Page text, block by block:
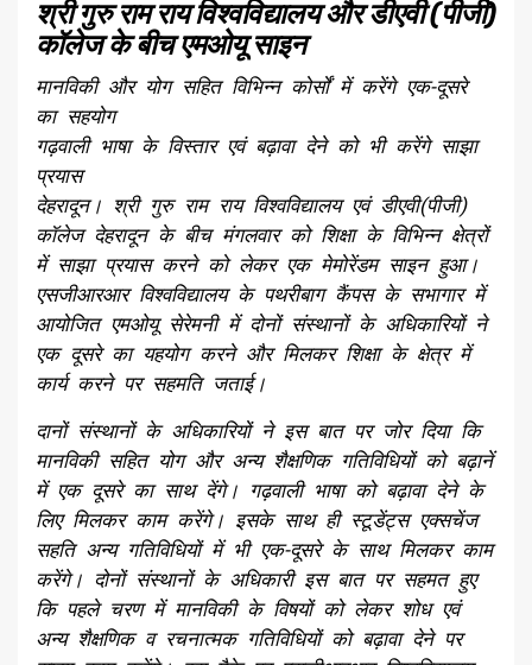
श्री गुरु राम राय विश्वविद्यालय और डीएवी (पीजी)
कॉलेज के बीच एमओयू साइन
मानविकी और योग सहित विभिन्न कोर्सों में करेंगे एक-दूसरे
का सहयोग
गढ़वाली भाषा के विस्तार एवं बढ़ावा देने को भी करेंगे साझा
प्रयास
देहरादून। श्री गुरु राम राय विश्वविद्यालय एवं डीएवी(पीजी)
कॉलेज देहरादून के बीच मंगलवार को शिक्षा के विभिन्न क्षेत्रों
में साझा प्रयास करने को लेकर एक मेमोरेंडम साइन हुआ।
एसजीआरआर विश्वविद्यालय के पथरीबाग कैंपस के सभागार में
आयोजित एमओयू सेरेमनी में दोनों संस्थानों के अधिकारियों ने
एक दूसरे का यहयोग करने और मिलकर शिक्षा के क्षेत्र में
कार्य करने पर सहमति जताई।
दानों संस्थानों के अधिकारियों ने इस बात पर जोर दिया कि
मानविकी सहित योग और अन्य शैक्षणिक गतिविधियों को बढ़ानें
में एक दूसरे का साथ देंगे। गढ़वाली भाषा को बढ़ावा देने के
लिए मिलकर काम करेंगे। इसके साथ ही स्टूडेंट्स एक्सचेंज
सहति अन्य गतिविधियों में भी एक-दूसरे के साथ मिलकर काम
करेंगे। दोनों संस्थानों के अधिकारी इस बात पर सहमत हुए
कि पहले चरण में मानविकी के विषयों को लेकर शोध एवं
अन्य शैक्षणिक व रचनात्मक गतिविधियों को बढ़ावा देने पर